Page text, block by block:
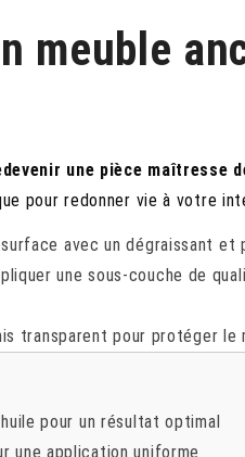
meuble
une pièce maîtresse
pour redonner vie à votre
avec un dégraissant et
une sous-couche de
transparent pour protéger le
pour un résultat optimal
une application uniforme